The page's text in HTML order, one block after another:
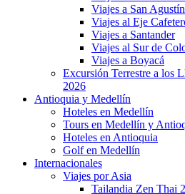
Viajes a San Agustín
Viajes al Eje
Viajes a Santander
Viajes al Sur de
Viajes a Boyacá
Excursión Terrestre a los
2026
Antioquia y Medellín
Hoteles en Medellín
Tours en Medellín y
Hoteles en Antioquia
Golf en Medellín
Internacionales
Viajes por Asia
Tailandia Zen Thai